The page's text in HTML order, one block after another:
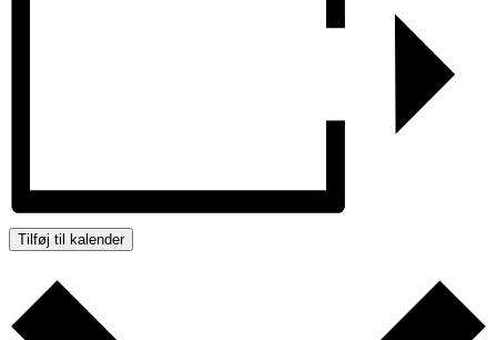
Tilføj til kalender